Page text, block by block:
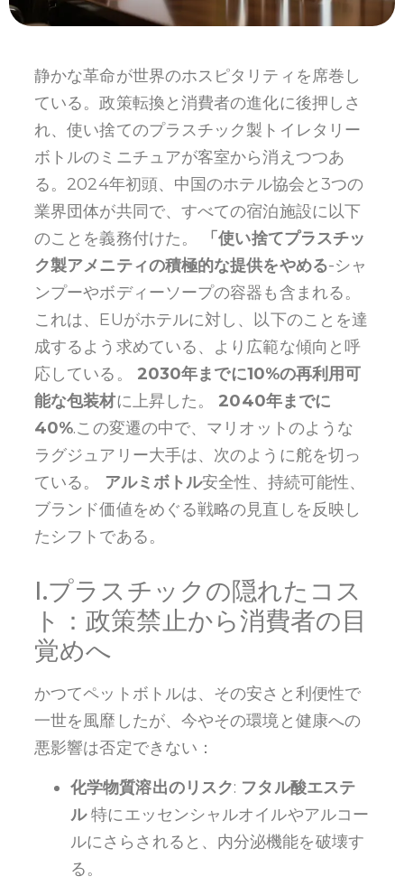
静かな革命が世界のホスピタリティを席巻し
ている。政策転換と消費者の進化に後押しさ
れ、使い捨てのプラスチック製トイレタリー
ボトルのミニチュアが客室から消えつつあ
る。2024年初頭、中国のホテル協会と3つの
業界団体が共同で、すべての宿泊施設に以下
のことを義務付けた。
「使い捨てプラスチッ
ク製アメニティの積極的な提供をやめる-シャ
ンプーやボディーソープの容器も含まれる。
これは、EUがホテルに対し、以下のことを達
成するよう求めている、より広範な傾向と呼
応している。 2030年までに10%の再利用可
能な包装材に上昇した。2040年までに
40%.この変遷の中で、マリオットのような
ラグジュアリー大手は、次のように舵を切っ
ている。 アルミボトル安全性、持続可能性、
ブランド価値をめぐる戦略の見直しを反映し
たシフトである。
I.プラスチックの隠れたコス
ト：政策禁止から消費者の目
覚めへ
かつてペットボトルは、その安さと利便性で
一世を風靡したが、今やその環境と健康への
悪影響は否定できない：
化学物質溶出のリスク: フタル酸エステ
ル特にエッセンシャルオイルやアルコー
ルにさらされると、内分泌機能を破壊す
る。